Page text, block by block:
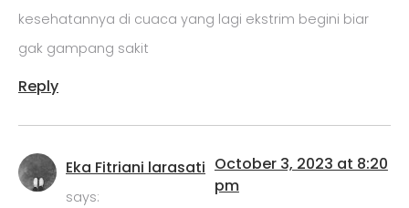
kesehatannya di cuaca yang lagi ekstrim begini biar
gak gampang sakit
Reply
Eka Fitriani larasati
says:
October 3, 2023 at 8:20
pm